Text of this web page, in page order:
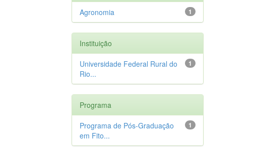
1
Agronomia
Instituição
1
Universidade Federal Rural do
Rio...
Programa
1
Programa de Pós-Graduação
em Fito...